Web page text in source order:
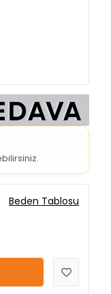
Beden Tablosu